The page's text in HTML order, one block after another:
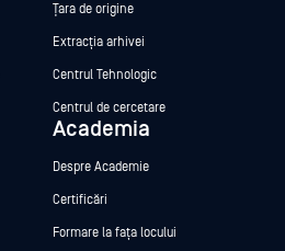
Țara de origine
Extracția arhivei
Centrul Tehnologic
Centrul de cercetare
Academia
Despre Academie
Certificări
Formare la fața locului